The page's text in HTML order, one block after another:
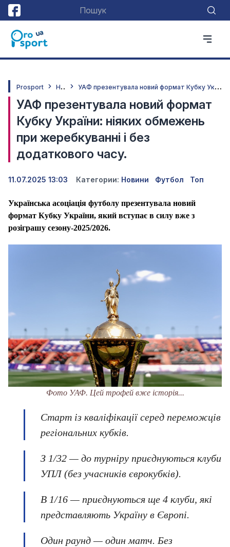
Prosport Н
овини У
АФ презентувала новий формат Кубку України: ніяких обмежень при жеребкуванні і без додаткового часу.
УАФ презентувала новий формат
Кубку України: ніяких обмежень
при жеребкуванні і без
додаткового часу.
11.07.2025 13:03 Категории: Новини Футбол Топ
Українська асоціація футболу презентувала новий
формат Кубку України, який вступає в силу вже з
розіграшу сезону-2025/2026.
Фото УАФ. Цей трофей вже історія...
Старт із кваліфікації серед переможців
регіональних кубків.
З 1/32 — до турніру приєднуються клуби
УПЛ (без учасників єврокубків).
В 1/16 — приєднуються ще 4 клуби, які
представляють Україну в Європі.
Один раунд — один матч. Без